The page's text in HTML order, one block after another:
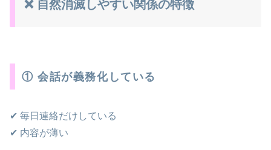
❌ 自然消滅しやすい関係の特徴
① 会話が義務化している
✔ 毎日連絡だけしている
✔ 内容が薄い